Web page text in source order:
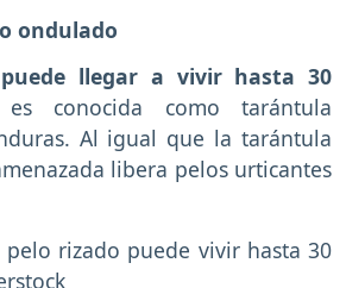
ondulado
puede llegar a vivir hasta 30
conocida como tarántula
Al igual que la tarántula
libera pelos urticantes